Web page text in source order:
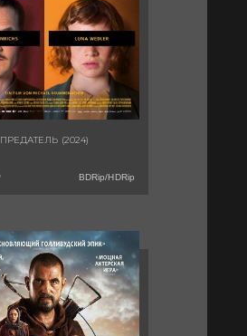
ПРЕДАТЕЛЬ (2024)
BDRip/HDRip